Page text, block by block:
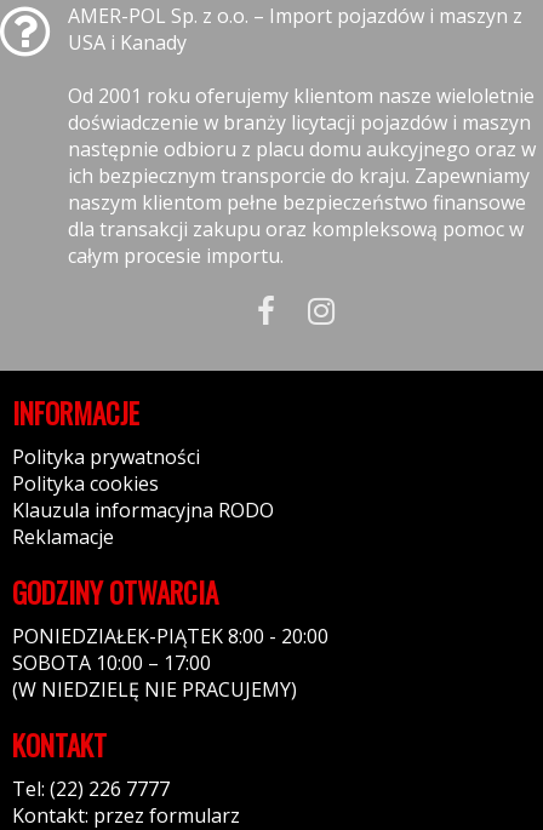
AMER-POL Sp. z o.o. – Import pojazdów i maszyn z
USA i Kanady
Od 2001 roku oferujemy klientom nasze wieloletnie
doświadczenie w branży licytacji pojazdów i maszyn
następnie odbioru z placu domu aukcyjnego oraz w
ich bezpiecznym transporcie do kraju. Zapewniamy
naszym klientom pełne bezpieczeństwo finansowe
dla transakcji zakupu oraz kompleksową pomoc w
całym procesie importu.
INFORMACJE
Polityka prywatności
Polityka cookies
Klauzula informacyjna RODO
Reklamacje
GODZINY OTWARCIA
PONIEDZIAŁEK-PIĄTEK 8:00 - 20:00
SOBOTA 10:00 – 17:00
(W NIEDZIELĘ NIE PRACUJEMY)
KONTAKT
Tel: (22) 226 7777
Kontakt: przez formularz